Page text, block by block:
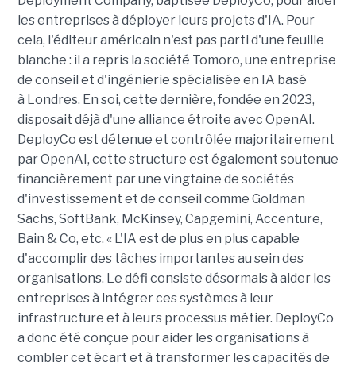
les entreprises à déployer leurs projets d'IA. Pour
cela, l'éditeur américain n'est pas parti d'une feuille
blanche : il a repris la société Tomoro, une entreprise
de conseil et d'ingénierie spécialisée en IA basé
à Londres. En soi, cette dernière, fondée en 2023,
disposait déjà d'une alliance étroite avec OpenAI.
DeployCo est détenue et contrôlée majoritairement
par OpenAI, cette structure est également soutenue
financièrement par une vingtaine de sociétés
d'investissement et de conseil comme Goldman
Sachs, SoftBank, McKinsey, Capgemini, Accenture,
Bain & Co, etc. « L'IA est de plus en plus capable
d'accomplir des tâches importantes au sein des
organisations. Le défi consiste désormais à aider les
entreprises à intégrer ces systèmes à leur
infrastructure et à leurs processus métier. DeployCo
a donc été conçue pour aider les organisations à
combler cet écart et à transformer les capacités de